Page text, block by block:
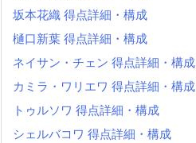
坂本花織 得点詳細・構成
樋口新葉 得点詳細・構成
ネイサン・チェン 得点詳細・構成
カミラ・ワリエワ 得点詳細・構成
トゥルソワ 得点詳細・構成
シェルバコワ 得点詳細・構成